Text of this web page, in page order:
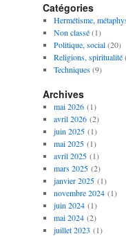
Catégories
Hermétisme,
Non classé(1)
Politique, social(20)
Religions, spiritualité
Techniques(9)
Archives
mai 2026(1)
avril 2026(2)
juin 2025(1)
mai 2025(1)
avril 2025(1)
mars 2025(2)
janvier 2025(1)
novembre 2024(1)
juin 2024(1)
mai 2024(2)
juillet 2023 (1)